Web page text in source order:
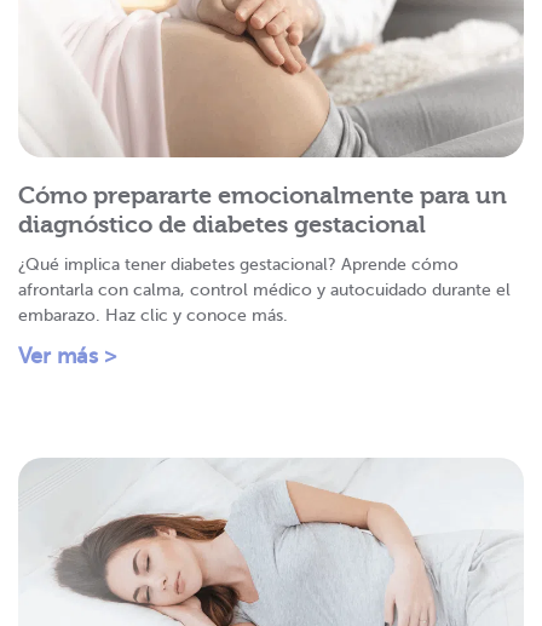
Cómo prepararte emocionalmente para un
diagnóstico de diabetes gestacional
¿Qué implica tener diabetes gestacional? Aprende cómo
afrontarla con calma, control médico y autocuidado durante el
embarazo. Haz clic y conoce más.
Ver más >